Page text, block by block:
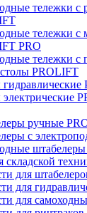
тележки с
тележки с
PRO
тележки с
PROLIFT
ручные
с
складской
для
для
для